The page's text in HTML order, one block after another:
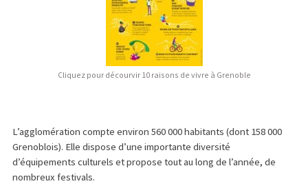
Cliquez pour décourvir 10 raisons de vivre à Grenoble
L’agglomération compte environ 560 000 habitants (dont 158 000
Grenoblois). Elle dispose d’une importante diversité
d’équipements culturels et propose tout au long de l’année, de
nombreux festivals.